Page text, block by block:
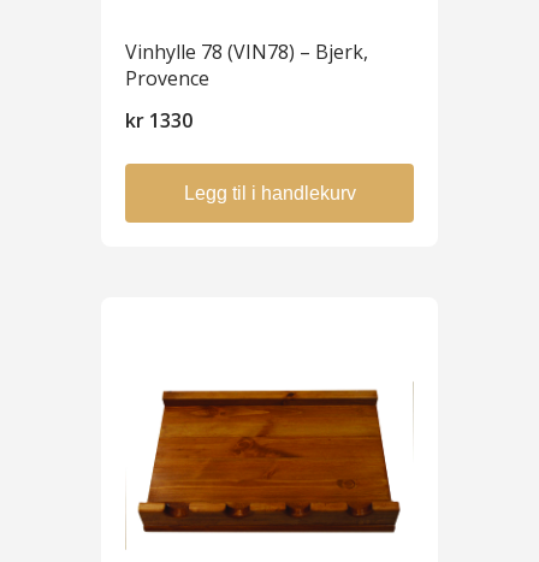
Vinhylle 78 (VIN78) – Bjerk,
Provence
kr 1330
Legg til i handlekurv